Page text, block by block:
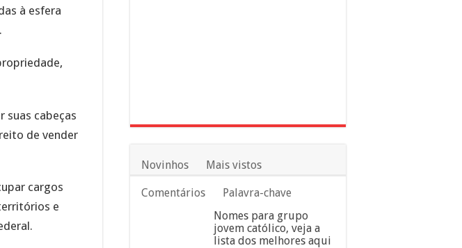
à esfera
suas cabeças
de vender
cargos
e
Novinhos Mais vistos
Comentários
Palavra-chave
Nomes para grupo
jovem católico, veja a
lista dos melhores aqui